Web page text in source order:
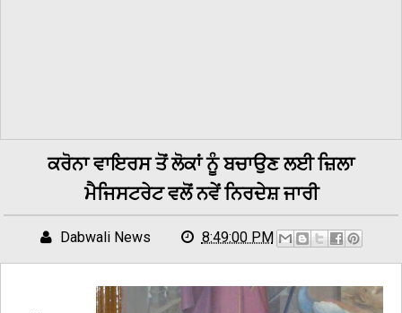
ਕਰੋਨਾ ਵਾਇਰਸ ਤੋਂ ਲੋਕਾਂ ਨੂੰ ਬਚਾਉਣ ਲਈ ਜ਼ਿਲਾ
ਮੈਜਿਸਟਰੇਟ ਵਲੋਂ ਨਵੇਂ ਨਿਰਦੇਸ਼ ਜਾਰੀ
Dabwali News 8:49:00 PM